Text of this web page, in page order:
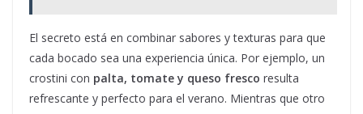
El secreto está en combinar sabores y texturas para que
cada bocado sea una experiencia única. Por ejemplo, un
crostini con palta, tomate y queso fresco resulta
refrescante y perfecto para el verano. Mientras que otro